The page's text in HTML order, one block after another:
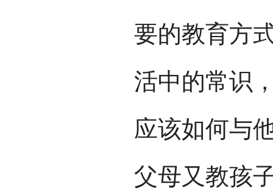
要的教育方
活中的常识
应该如何与
父母又教孩